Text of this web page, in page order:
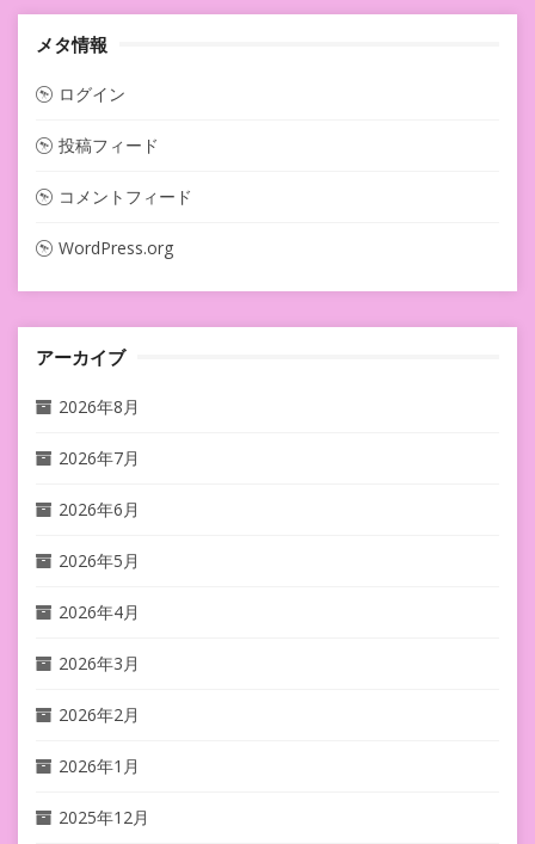
メタ情報
ログイン
投稿フィード
コメントフィード
WordPress.org
アーカイブ
2026年8月
2026年7月
2026年6月
2026年5月
2026年4月
2026年3月
2026年2月
2026年1月
2025年12月